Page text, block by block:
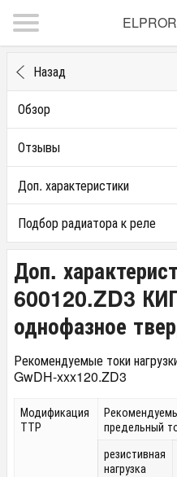
Назад
Обзор
Отзывы
Доп. характеристики
Подбор радиатора к реле
Доп.
600120.ZD3
однофазное
Рекомендуемые токи
GwDH-xxx120.ZD3
Модификация
ТТР
предельный
резистивная
нагрузка